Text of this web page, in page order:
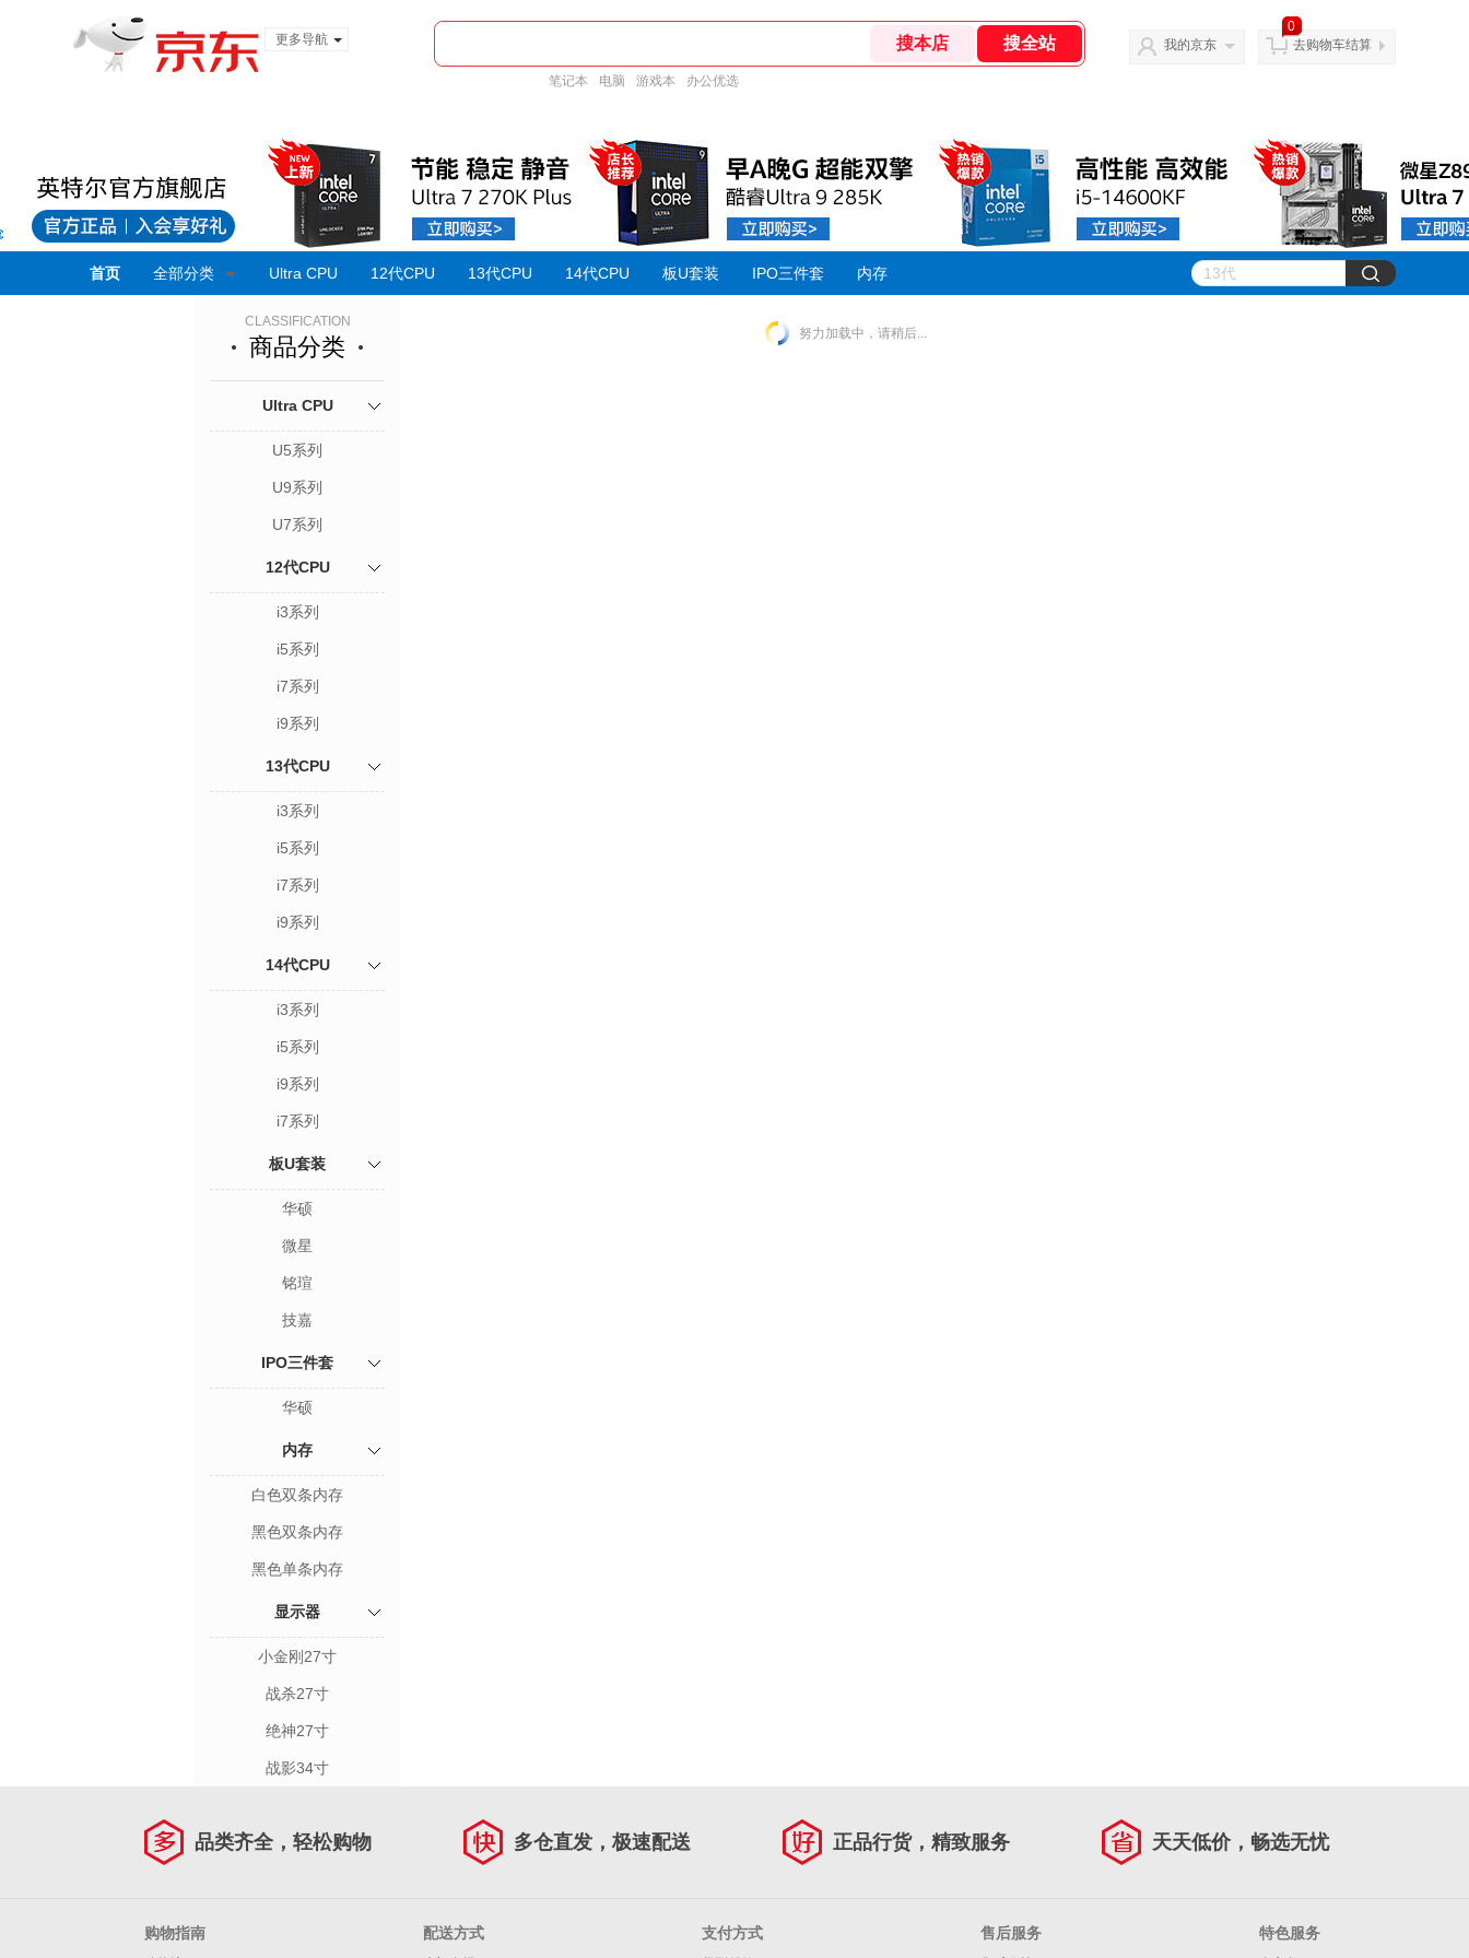
更多导航
笔记本 电脑 游戏本 办公优选
我的京东
0
去购物车结算
首页 全部分类 Ultra CPU 12代CPU 13代CPU 14代CPU 板U套装 IPO三件套 内存
CLASSIFICATION
商品分类
Ultra CPU
U5系列
U9系列
U7系列
12代CPU
i3系列
i5系列
i7系列
i9系列
13代CPU
i3系列
i5系列
i7系列
i9系列
14代CPU
i3系列
i5系列
i9系列
i7系列
板U套装
华硕
微星
铭瑄
技嘉
IPO三件套
华硕
内存
白色双条内存
黑色双条内存
黑色单条内存
显示器
小金刚27寸
战杀27寸
绝神27寸
战影34寸
努力加载中，请稍后...
品类齐全，轻松购物 多仓直发，极速配送 正品行货，精致服务 天天低价，畅选无忧
购物指南 配送方式 支付方式 售后服务 特色服务